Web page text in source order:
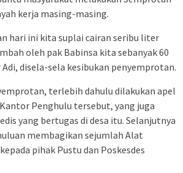
kerja masing-masing.
hari ini kita suplai cairan seribu liter
oleh pak Babinsa kita sebanyak 60
disela-sela kesibukan penyemprotan.
terlebih dahulu dilakukan apel
Penghulu tersebut, yang juga
yang bertugas di desa itu. Selanjutnya
membagikan sejumlah Alat
pihak Pustu dan Poskesdes